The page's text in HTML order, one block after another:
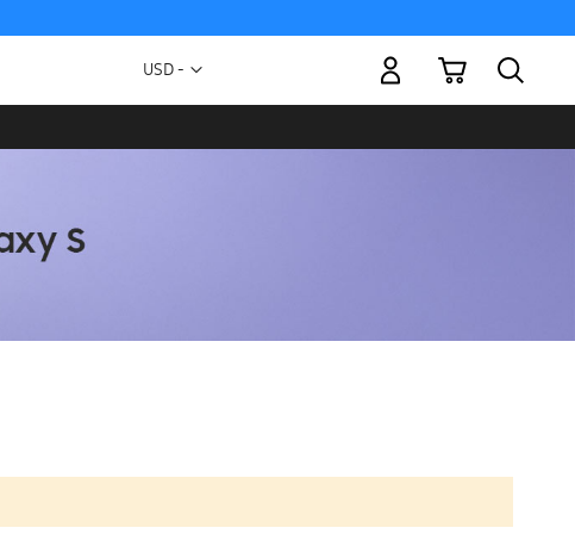
Moneda
USD -
Mi carrito